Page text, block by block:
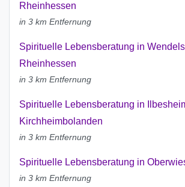
Rheinhessen
in 3 km Entfernung
Spirituelle Lebensberatung in
Rheinhessen
in 3 km Entfernung
Spirituelle Lebensberatung in
Kirchheimbolanden
in 3 km Entfernung
Spirituelle Lebensberatung in
in 3 km Entfernung